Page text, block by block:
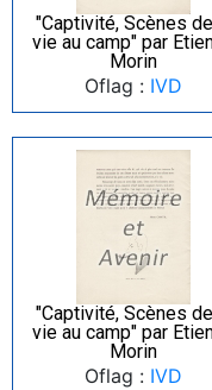
"Captivité, Scènes
vie au camp" par
Morin
Oflag : IVD
"Captivité, Scènes
vie au camp" par
Morin
Oflag : IVD